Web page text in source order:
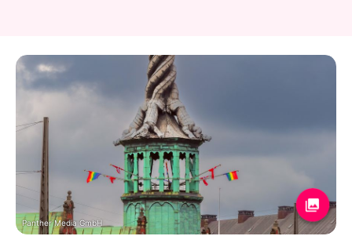
Panther Media GmbH